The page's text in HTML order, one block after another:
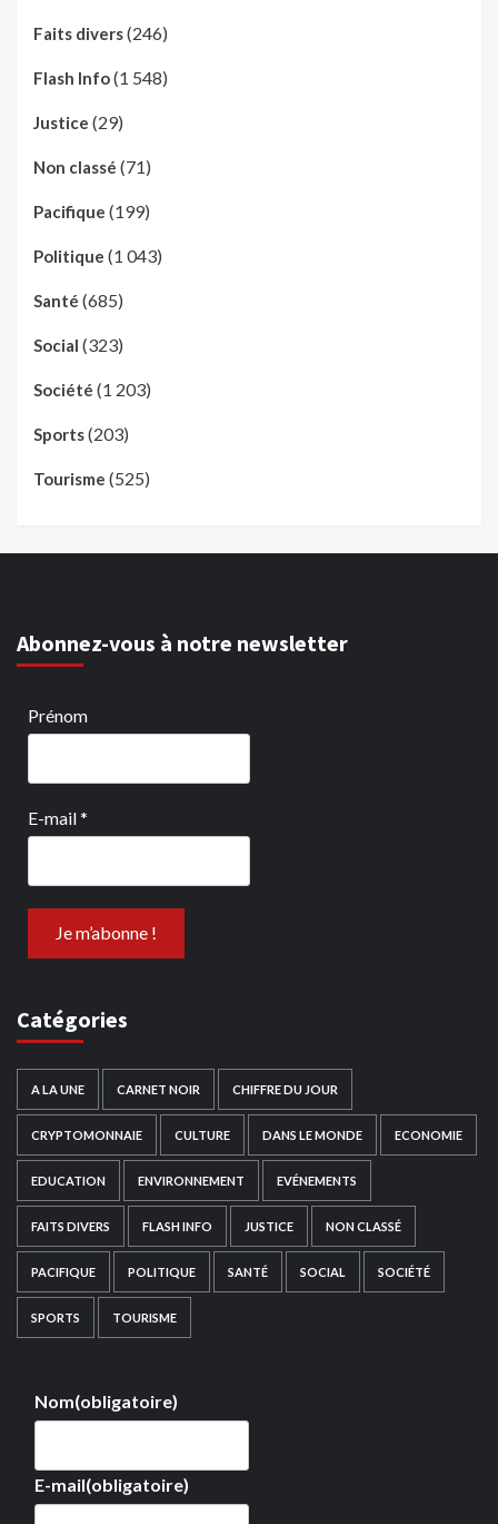
Faits divers(246)
Flash Info(1 548)
Justice (29)
Non classé (71)
Pacifique (199)
Politique (1 043)
Santé (685)
Social (323)
Société (1 203)
Sports(203)
Tourisme (525)
Abonnez-vous à notre newsletter
Prénom
E-mail*
Catégories
A LA UNE CARNET NOIR CHIFFRE DU JOUR
CRYPTOMONNAIE CULTURE DANS LE MONDE ECONOMIE
EDUCATION ENVIRONNEMENT EVÉNEMENTS
FAITS DIVERS FLASH INFO JUSTICE NON CLASSÉ
PACIFIQUE POLITIQUE SANTÉ SOCIAL SOCIÉTÉ
SPORTS TOURISME
Nom(obligatoire)
E-mail(obligatoire)